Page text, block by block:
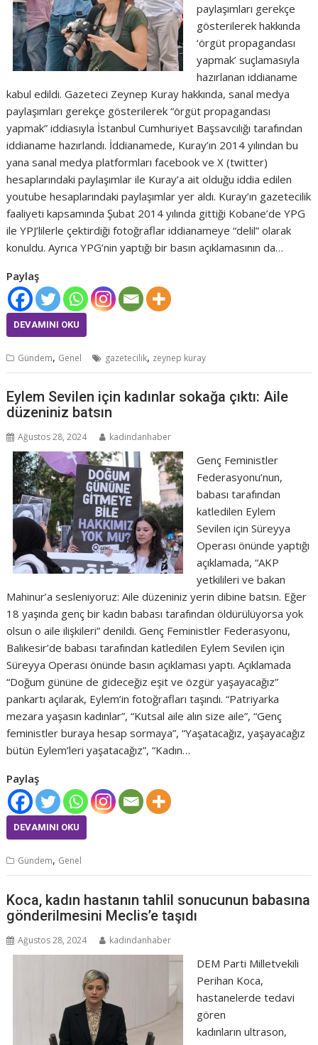
paylaşımları gerekçe
gösterilerek hakkında
‘örgüt propagandası
yapmak’ suçlamasıyla
hazırlanan iddianame
kabul edildi. Gazeteci Zeynep Kuray hakkında, sanal medya
paylaşımları gerekçe gösterilerek “örgüt propagandası
yapmak” iddiasıyla İstanbul Cumhuriyet Başsavcılığı tarafından
iddianame hazırlandı. İddianamede, Kuray’ın 2014 yılından bu
yana sanal medya platformları facebook ve X (twitter)
hesaplarındaki paylaşımlar ile Kuray’a ait olduğu iddia edilen
youtube hesaplarındaki paylaşımlar yer aldı. Kuray’ın gazetecilik
faaliyeti kapsamında Şubat 2014 yılında gittiği Kobane’de YPG
ile YPJ’lilerle çektirdiği fotoğraflar iddianameye “delil” olarak
konuldu. Ayrıca YPG’nin yaptığı bir basın açıklamasının da…
Paylaş
DEVAMINI OKU
Gündem, Genel gazetecilik, zeynep kuray
Eylem Sevilen için kadınlar sokağa çıktı: Aile
düzeniniz batsın
Ağustos 28, 2024 kadindanhaber
Genç Feministler
Federasyonu’nun,
babası tarafından
katledilen Eylem
Sevilen için Süreyya
Operası önünde yaptığı
açıklamada, “AKP
yetkilileri ve bakan
Mahinur’a sesleniyoruz: Aile düzeniniz yerin dibine batsın. Eğer
18 yaşında genç bir kadın babası tarafından öldürülüyorsa yok
olsun o aile ilişkileri” denildi. Genç Feministler Federasyonu,
Balıkesir’de babası tarafından katledilen Eylem Sevilen için
Süreyya Operası önünde basın açıklaması yaptı. Açıklamada
“Doğum gününe de gideceğiz eşit ve özgür yaşayacağız”
pankartı açılarak, Eylem’in fotoğrafları taşındı. “Patriyarka
mezara yaşasın kadınlar”, “Kutsal aile alın size aile”, “Genç
feministler buraya hesap sormaya”, “Yaşatacağız, yaşayacağız
bütün Eylem’leri yaşatacağız”, “Kadın…
Paylaş
DEVAMINI OKU
Gündem, Genel
Koca, kadın hastanın tahlil sonucunun babasına
gönderilmesini Meclis’e taşıdı
Ağustos 28, 2024 kadindanhaber
DEM Parti Milletvekili
Perihan Koca,
hastanelerde tedavi
gören
kadınların ultrason,